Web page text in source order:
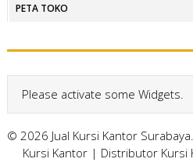
PETA TOKO
Please activate some Widgets.
© 2026 Jual Kursi Kantor
Kursi Kantor| Distributor Kursi